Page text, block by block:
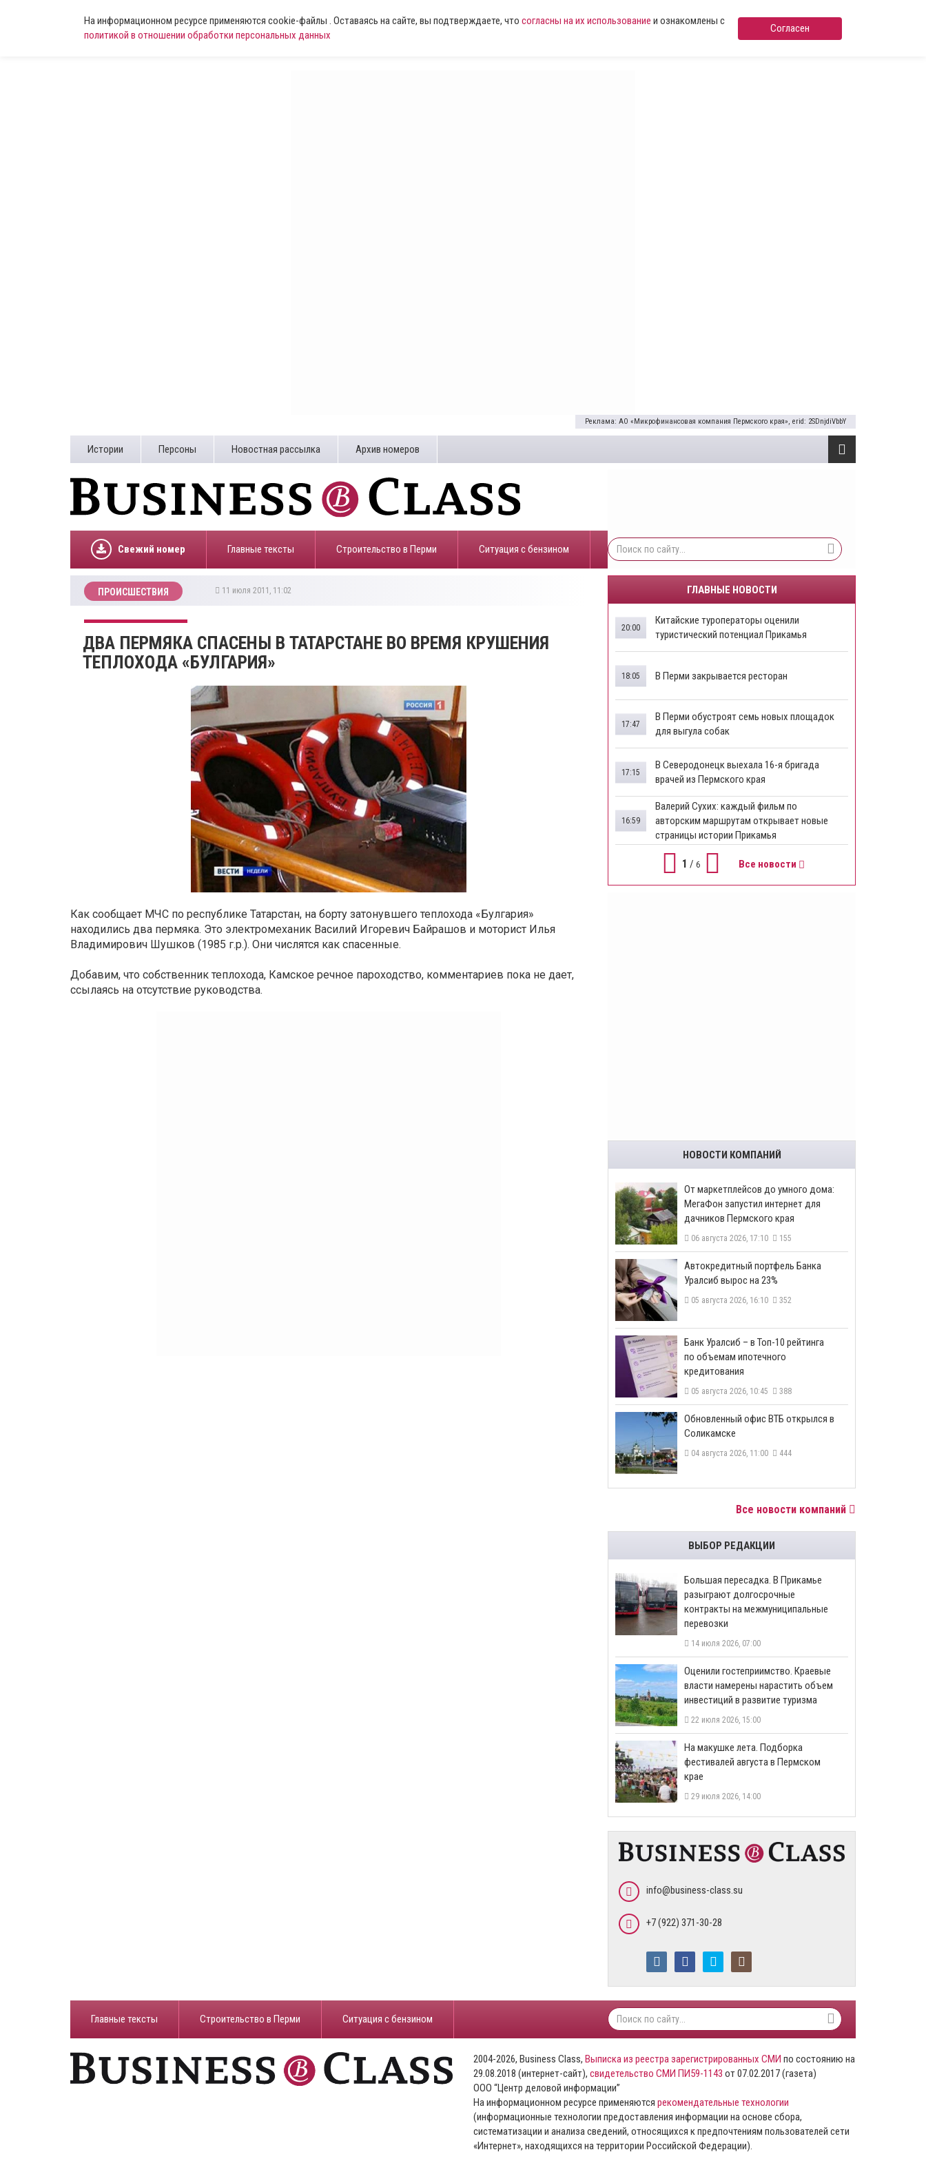
На информационном ресурсе применяются cookie-файлы . Оставаясь на сайте, вы подтверждаете, что согласны на их использование и ознакомлены с
политикой в отношении обработки персональных данных
Согласен
Реклама: АО «Микрофинансовая компания Пермского края», erid: 2SDnjdiVbbY
Истории Персоны Новостная рассылка Архив номеров
Свежий номер Главные тексты Строительство в Перми ​Ситуация с бензином
ПРОИСШЕСТВИЯ 11 июля 2011, 11:02
ДВА ПЕРМЯКА СПАСЕНЫ В ТАТАРСТАНЕ ВО ВРЕМЯ КРУШЕНИЯ
ТЕПЛОХОДА «БУЛГАРИЯ»
Как сообщает МЧС по республике Татарстан, на борту затонувшего теплохода «Булгария»
находились два пермяка. Это электромеханик Василий Игоревич Байрашов и моторист Илья
Владимирович Шушков (1985 г.р.). Они числятся как спасенные.
Добавим, что собственник теплохода, Камское речное пароходство, комментариев пока не дает,
ссылаясь на отсутствие руководства.
ГЛАВНЫЕ НОВОСТИ
Китайские туроператоры оценили
туристический потенциал Прикамья
20:00
В Перми закрывается ресторан
18:05
​В Перми обустроят семь новых площадок
для выгула собак
17:47
В Северодонецк выехала 16-я бригада
врачей из Пермского края
17:15
​Валерий Сухих: каждый фильм по
авторским маршрутам открывает новые
страницы истории Прикамья
16:59
1 / 6 Все новости
НОВОСТИ КОМПАНИЙ
От маркетплейсов до умного дома:
МегаФон запустил интернет для
дачников Пермского края
06 августа 2026, 17:10 155
​Автокредитный портфель Банка
Уралсиб вырос на 23%
05 августа 2026, 16:10 352
​Банк Уралсиб – в Топ-10 рейтинга
по объемам ипотечного
кредитования
05 августа 2026, 10:45 388
​Обновленный офис ВТБ открылся в
Соликамске
04 августа 2026, 11:00 444
Все новости компаний
ВЫБОР РЕДАКЦИИ
Большая пересадка. В Прикамье
разыграют долгосрочные
контракты на межмуниципальные
перевозки
14 июля 2026, 07:00
Оценили гостеприимство. Краевые
власти намерены нарастить объем
инвестиций в развитие туризма
22 июля 2026, 15:00
На макушке лета. Подборка
фестивалей августа в Пермском
крае
29 июля 2026, 14:00
info@business-class.su
+7 (922) 371-30-28
Главные тексты Строительство в Перми ​Ситуация с бензином
2004-2026, Business Class, Выписка из реестра зарегистрированных СМИ по состоянию на
29.08.2018 (интернет-сайт), свидетельство СМИ ПИ59-1143 от 07.02.2017 (газета)
ООО “Центр деловой информации”
На информационном ресурсе применяются рекомендательные технологии
(информационные технологии предоставления информации на основе сбора,
систематизации и анализа сведений, относящихся к предпочтениям пользователей сети
«Интернет», находящихся на территории Российской Федерации).